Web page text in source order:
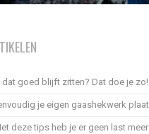
dat goed blijft zitten? Dat doe je zo!
je eigen gaashekwerk
deze tips heb je er geen last